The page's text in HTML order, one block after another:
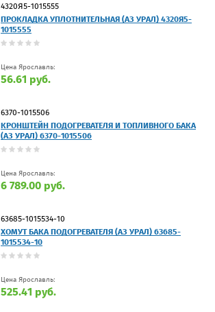
4320Я5-1015555
ПРОКЛАДКА УПЛОТНИТЕЛЬНАЯ (АЗ УРАЛ) 4320Я5-
1015555
Цена Ярославль:
56.61 руб.
6370-1015506
КРОНШТЕЙН ПОДОГРЕВАТЕЛЯ И ТОПЛИВНОГО БАКА
(АЗ УРАЛ) 6370-1015506
Цена Ярославль:
6 789.00 руб.
63685-1015534-10
ХОМУТ БАКА ПОДОГРЕВАТЕЛЯ (АЗ УРАЛ) 63685-
1015534-10
Цена Ярославль:
525.41 руб.